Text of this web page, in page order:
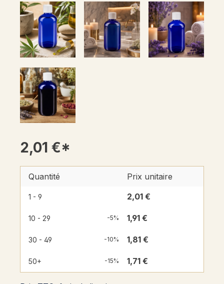
2,01 €*
Quantité Prix unitaire
1 - 9 2,01 €
10 - 29 -5% 1,91 €
30 - 49 -10% 1,81 €
50+ -15% 1,71 €